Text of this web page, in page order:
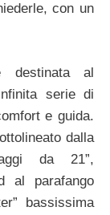
con un
al
serie di
e guida.
dalla
da 21”,
al parafango
bassissima